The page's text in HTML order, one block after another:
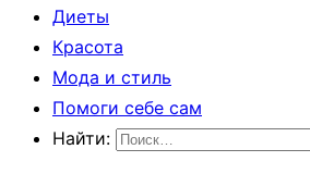
Диеты
Красота
Мода и стиль
Помоги себе сам
Найти: